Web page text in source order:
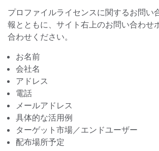
プロファイルライセンスに関するお問い
報とともに、サイト右上のお問い合わせ
合わせください。
お名前
会社名
アドレス
電話
メールアドレス
具体的な活用例
ターゲット市場／エンドユーザー
配布場所予定